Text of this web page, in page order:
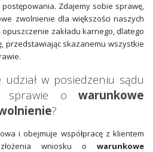
Zdajemy sobie sprawę,
zwolnienie dla większości naszych
zakładu karnego, dlatego
przedstawiając skazanemu wszystkie
udział w posiedzeniu sądu
sprawie o warunkowe
?
i obejmuje współpracę z klientem
wniosku o warunkowe